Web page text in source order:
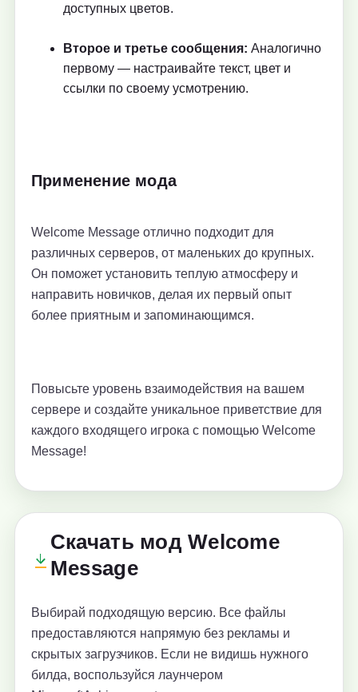
доступных цветов.
Второе и третье сообщения: Аналогично
первому — настраивайте текст, цвет и
ссылки по своему усмотрению.
Применение мода
Welcome Message отлично подходит для
различных серверов, от маленьких до крупных.
Он поможет установить теплую атмосферу и
направить новичков, делая их первый опыт
более приятным и запоминающимся.
Повысьте уровень взаимодействия на вашем
сервере и создайте уникальное приветствие для
каждого входящего игрока с помощью Welcome
Message!
Скачать мод Welcome
Message
Выбирай подходящую версию. Все файлы
предоставляются напрямую без рекламы и
скрытых загрузчиков. Если не видишь нужного
билда, воспользуйся лаунчером